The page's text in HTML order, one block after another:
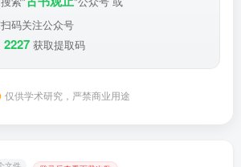
码关注公众号
2227 获取提取码
仅供学术研究，严禁商业用途